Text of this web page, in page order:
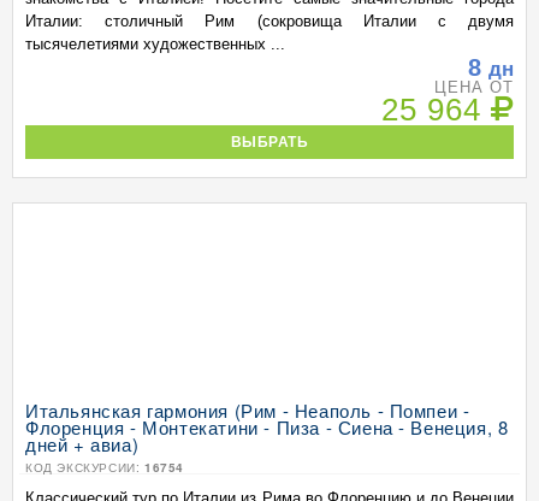
Италии: столичный Рим (сокровища Италии с двумя
тысячелетиями художественных ...
8 дн
ЦЕНА ОТ
25 964
ВЫБРАТЬ
Итальянская гармония (Рим - Неаполь - Помпеи -
Флоренция - Монтекатини - Пиза - Сиена - Венеция, 8
дней + авиа)
КОД ЭКСКУРСИИ: 16754